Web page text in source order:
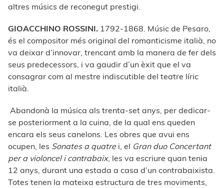
altres músics de reconegut prestigi.
GIOACCHINO ROSSINI. 1792-1868. Músic de Pesaro,
és el compositor més original del romanticisme italià, no
va deixar d’innovar, trencant amb la manera de fer dels
seus predecessors, i va gaudir d’un èxit que el va
consagrar com al mestre indiscutible del teatre líric
italià.
Abandonà la música als trenta-set anys, per dedicar-
se posteriorment a la cuina, de la qual ens queden
encara els seus canelons. Les obres que avui ens
ocupen, les Sonates a quatrei, el Gran duo Concertant
per a violoncel i contrabaix, les va escriure quan tenia
12 anys, durant una estada a casa d’un contrabaixista.
Totes tenen la mateixa estructura de tres moviments,